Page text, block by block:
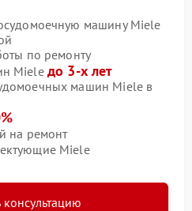
машину Miele
по ремонту
Miele до 3-х лет
машин Miele в
на ремонт
Miele
консультацию